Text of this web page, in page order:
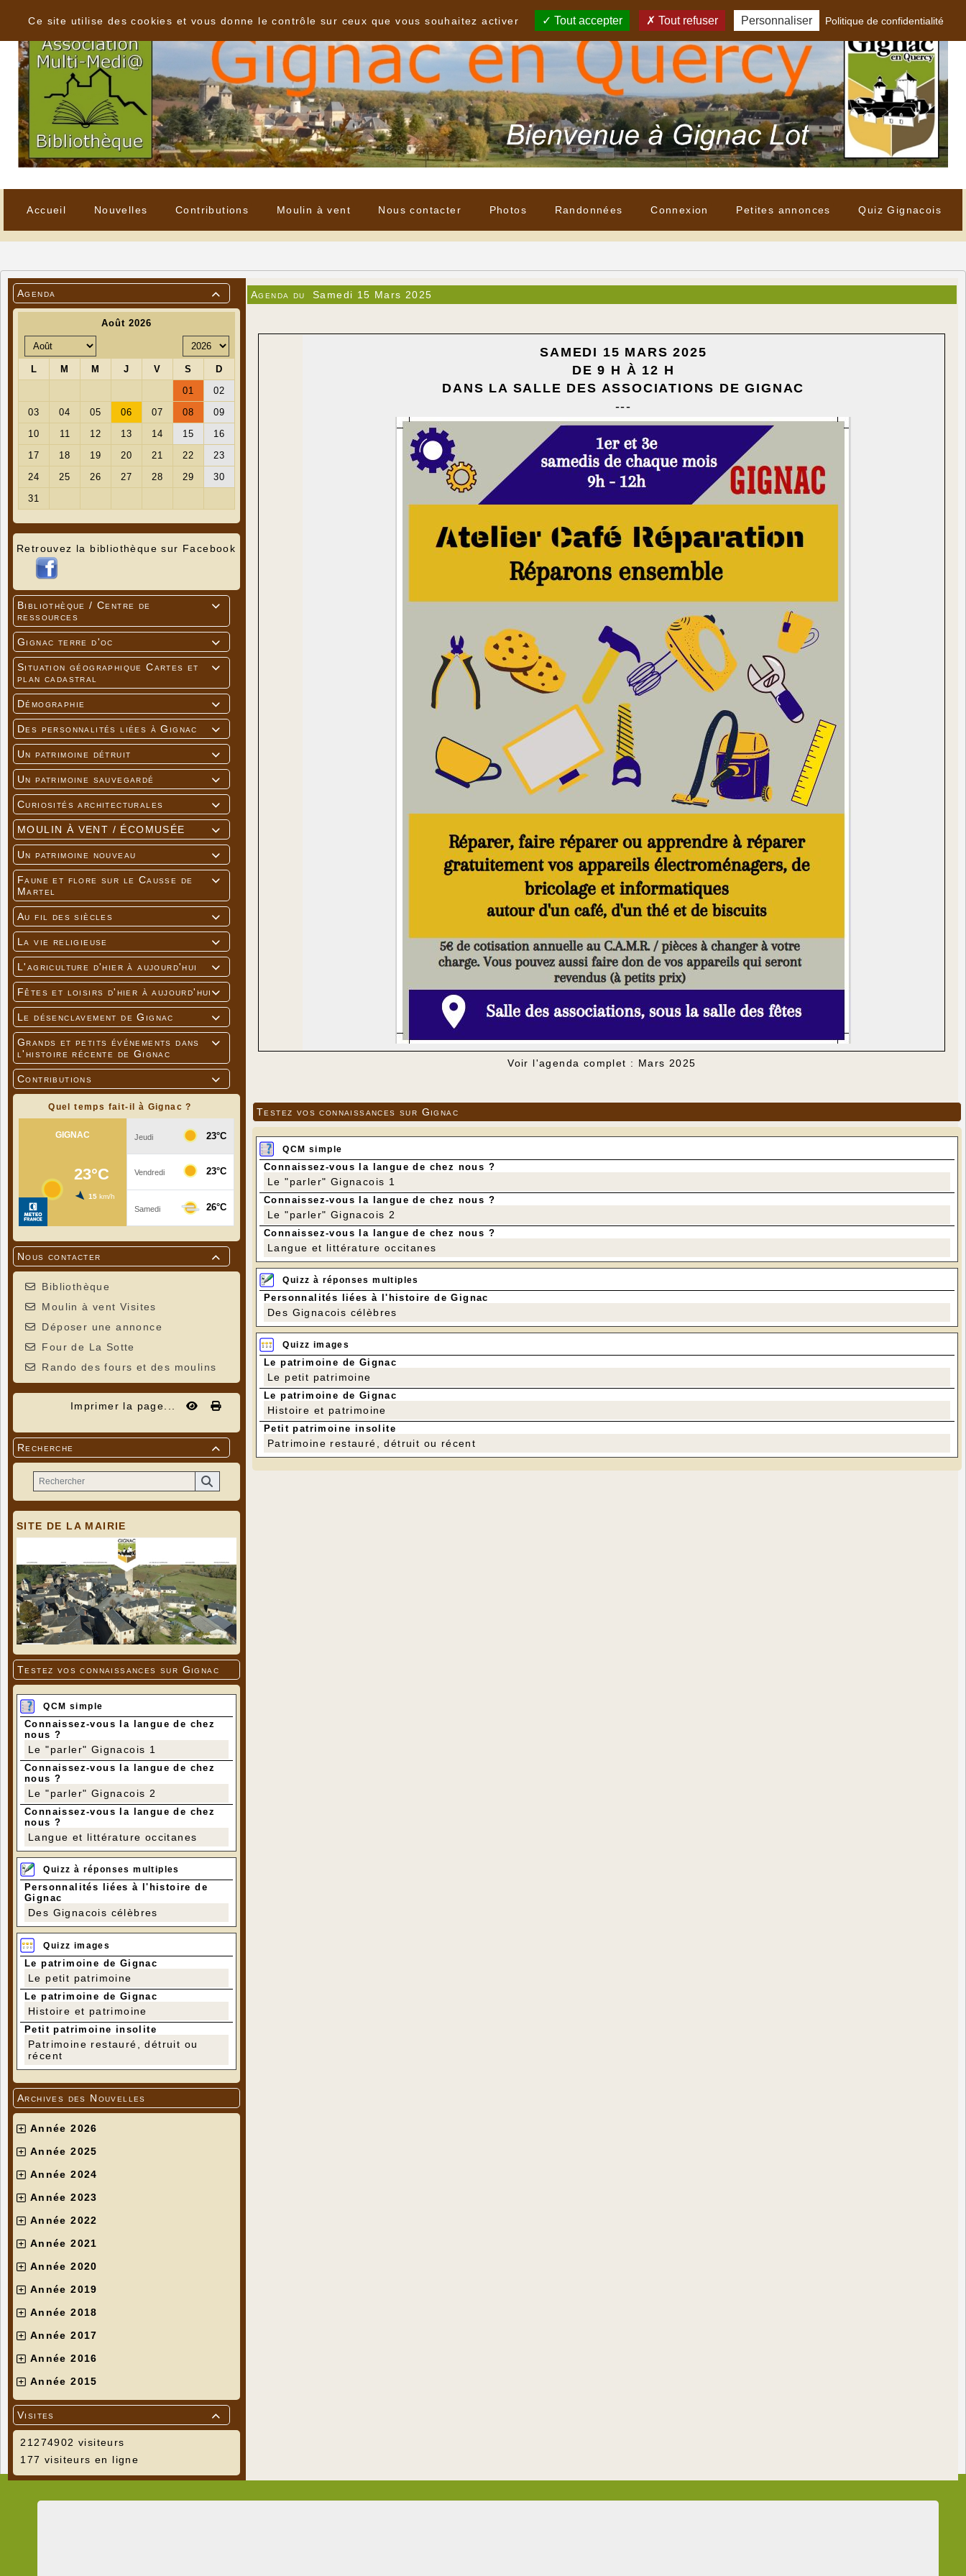
Accueil Nouvelles Contributions Moulin à vent Nous contacter Photos Randonnées Connexion Petites annonces Quiz Gignacois

Agenda
Retrouvez la bibliothèque sur Facebook

Bibliothèque / Centre de
ressources

Gignac terre d'oc

Situation géographique Cartes et
plan cadastral

Démographie

Des personnalités liées à Gignac

Un patrimoine détruit

Un patrimoine sauvegardé

Curiosités architecturales

MOULIN À VENT / ÉCOMUSÉE

Un patrimoine nouveau

Faune et flore sur le Causse de
Martel

Au fil des siècles

La vie religieuse

L'agriculture d'hier à aujourd'hui

Fêtes et loisirs d'hier à aujourd'hui

Le désenclavement de Gignac

Grands et petits événements dans
l'histoire récente de Gignac

Contributions
Quel temps fait-il à Gignac ?

Nous contacter
Bibliothèque
Moulin à vent Visites
Déposer une annonce
Four de La Sotte
Rando des fours et des moulins
Imprimer la page...

Recherche
SITE DE LA MAIRIE
Testez vos connaissances sur Gignac
QCM simple
Connaissez-vous la langue de chez
nous ?
Le "parler" Gignacois 1
Connaissez-vous la langue de chez
nous ?
Le "parler" Gignacois 2
Connaissez-vous la langue de chez
nous ?
Langue et littérature occitanes
Quizz à réponses multiples
Personnalités liées à l'histoire de
Gignac
Des Gignacois célèbres
Quizz images
Le patrimoine de Gignac
Le petit patrimoine
Le patrimoine de Gignac
Histoire et patrimoine
Petit patrimoine insolite
Patrimoine restauré, détruit ou
récent
Archives des Nouvelles
Année 2026
Année 2025
Année 2024
Année 2023
Année 2022
Année 2021
Année 2020
Année 2019
Année 2018
Année 2017
Année 2016
Année 2015

Visites
21274902 visiteurs
177 visiteurs en ligne
Agenda du Samedi 15 Mars 2025
SAMEDI 15 MARS 2025
DE 9 H À 12 H
DANS LA SALLE DES ASSOCIATIONS DE GIGNAC
---
Voir l'agenda complet : Mars 2025
Testez vos connaissances sur Gignac
QCM simple
Connaissez-vous la langue de chez nous ?
Le "parler" Gignacois 1
Connaissez-vous la langue de chez nous ?
Le "parler" Gignacois 2
Connaissez-vous la langue de chez nous ?
Langue et littérature occitanes
Quizz à réponses multiples
Personnalités liées à l'histoire de Gignac
Des Gignacois célèbres
Quizz images
Le patrimoine de Gignac
Le petit patrimoine
Le patrimoine de Gignac
Histoire et patrimoine
Petit patrimoine insolite
Patrimoine restauré, détruit ou récent
Ce site utilise des cookies et vous donne le contrôle sur ceux que vous souhaitez activer
Tout accepter Tout refuser Personnaliser Politique de confidentialité